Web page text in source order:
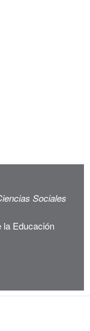
Sociales
la Educación